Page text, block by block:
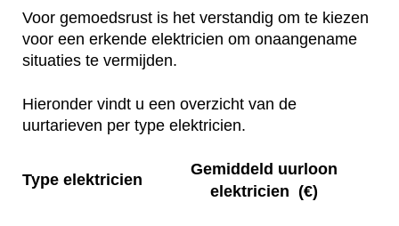
Voor gemoedsrust is het verstandig om te kiezen
voor een erkende elektricien om onaangename
situaties te vermijden.
Hieronder vindt u een overzicht van de
uurtarieven per type elektricien.
Type elektricien
Gemiddeld uurloon
elektricien (€)